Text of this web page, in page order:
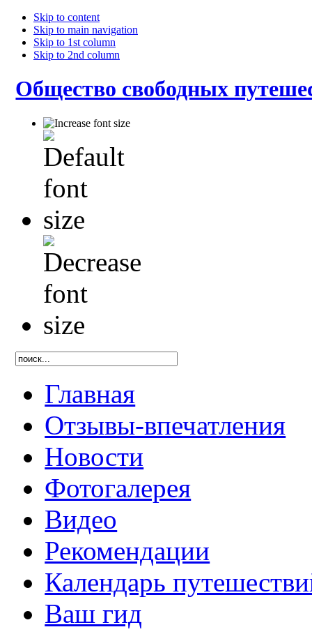
Skip to content
Skip to main navigation
Skip to 1st column
Skip to 2nd column
Общество свободных
Главная
Отзывы-впечатления
Новости
Фотогалерея
Видео
Рекомендации
Календарь
Ваш гид